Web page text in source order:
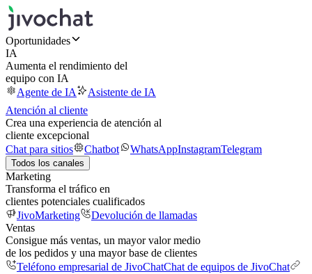
Oportunidades
IA
Aumenta el rendimiento del
equipo con IA
Agente de IA
Asistente de IA
Atención al cliente
Crea una experiencia de atención al
cliente excepcional
Chat para sitios
Chatbot WhatsAppInstagramTelegram
Todos los canales
Marketing
Transforma el tráfico en
clientes potenciales cualificados
JivoMarketing
Devolución de llamadas
Ventas
Consigue más ventas, un mayor valor medio
de los pedidos y una mayor base de clientes
Teléfono empresarial de JivoChatChat de equipos de JivoChat